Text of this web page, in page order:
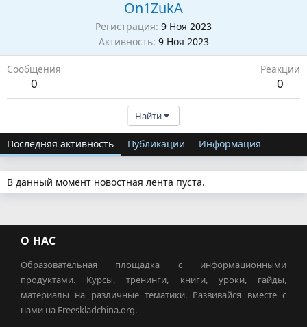
On1ZukA
Регистрация 9 Ноя 2023
Активность 9 Ноя 2023
Сообщения
0
Реакции
0
Найти
Последняя активность Публикации Информация
В данный момент новостная лента пуста.
О НАС
Образовательная площадка с информационными
продуктами. Курсы, тренинги, книги, уроки, гайды,
материалы на различные тематики. Развивайся вместе с
нами на Freeskladchina.org.